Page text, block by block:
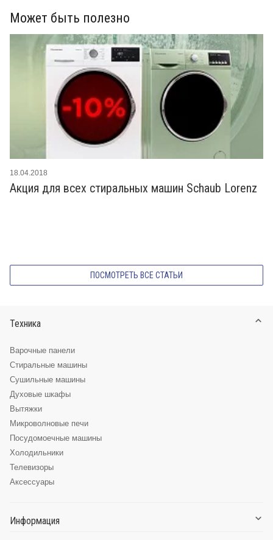
Может быть полезно
ПОСМОТРЕТЬ ВСЕ СТАТЬИ
Акция для всех стиральных машин Schaub Lorenz
18.04.2018
Техника
Варочные панели
Стиральные машины
Сушильные машины
Духовые шкафы
Вытяжки
Микроволновые печи
Посудомоечные машины
Холодильники
Телевизоры
Аксессуары
Информация